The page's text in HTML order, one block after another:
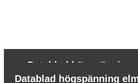
Datablad högspänning
Datablad högspänning